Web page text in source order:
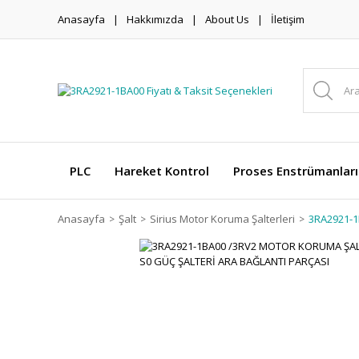
Anasayfa Hakkımızda About Us İletişim
PLC Hareket Kontrol Proses Enstrümanları
Anasayfa Şalt Sirius Motor Koruma Şalterleri 3RA2921-